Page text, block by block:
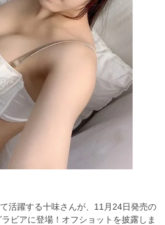
活躍する十味さんが、11月24日発売の
ビアに登場！オフショットを披露しま